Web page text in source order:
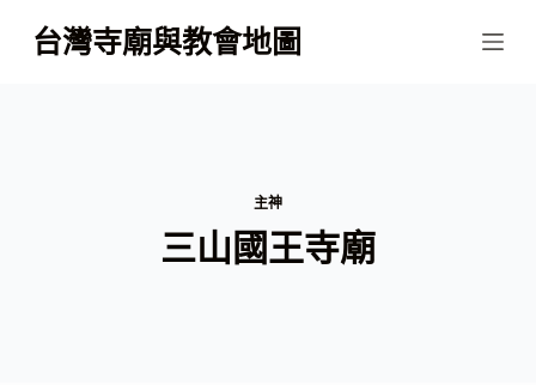
跳
至
台灣寺廟與教會地圖
主神
三山國王寺廟